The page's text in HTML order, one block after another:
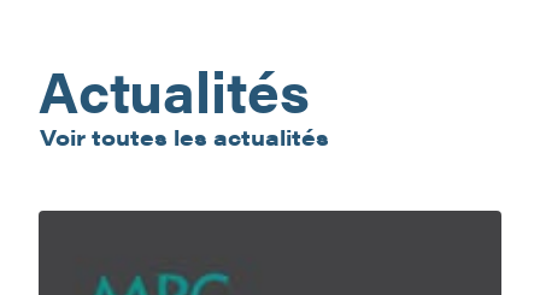
Actualités
Voir toutes les actualités
En